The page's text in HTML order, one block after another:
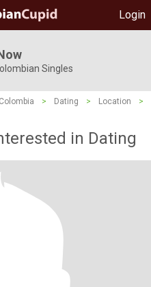
Login
Singles
Colombia > Dating > Location
>
in Dating